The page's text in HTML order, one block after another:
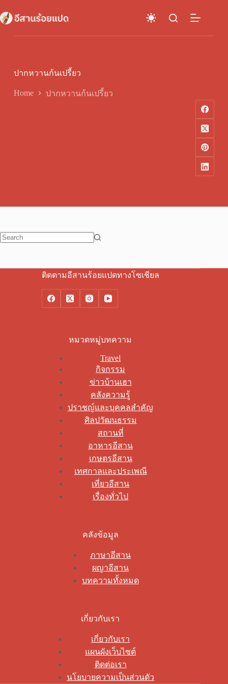
to
content
ปากหวานก้นเปรี้ยว
Home ปากหวานก้นเปรี้ยว
ติดตามอีสานร้อยแปดทางโซเชียล
หมวดหมู่บทความ
Travel
กิจกรรม
ข่าวบ้านเฮา
คลังความรู้
ปราชญ์และบุคคลสำคัญ
ศิลปวัฒนธรรม
สถานที่
อาหารอีสาน
เกษตรอีสาน
เทศกาลและประเพณี
เที่ยวอีสาน
เรื่องทั่วไป
คลังข้อมูล
ภาษาอีสาน
ผญาอีสาน
บทความทั้งหมด
เกี่ยวกับเรา
เกี่ยวกับเรา
แผนผังเว็บไซต์
ติดต่อเรา
นโยบายความเป็นส่วนตัว